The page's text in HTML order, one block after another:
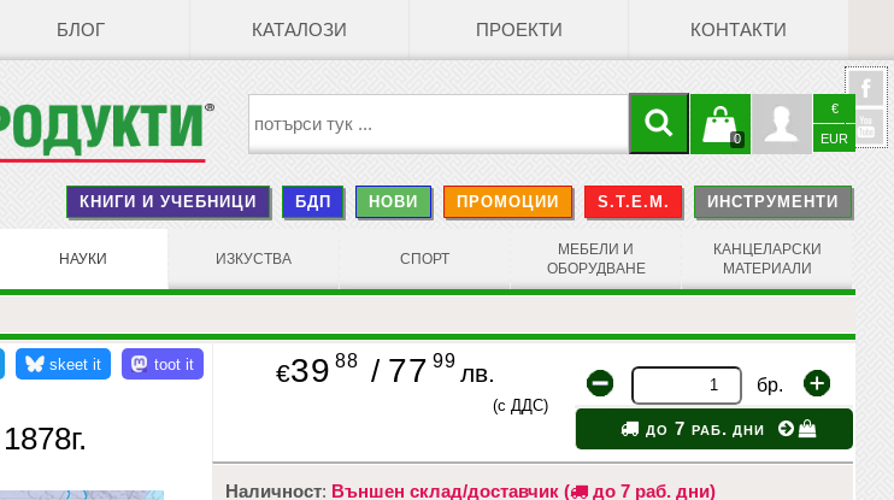
БЛОГ КАТАЛОЗИ ПРОЕКТИ КОНТАКТИ
€
EUR
Профил
0
Кошницата
е празна
КНИГИ И УЧЕБНИЦИ БДП НОВИ ПРОМОЦИИ S.T.E.M. ИНСТРУМЕНТИ
НАУКИ ИЗКУСТВА СПОРТ
МЕБЕЛИ И
ОБОРУДВАНЕ
КАНЦЕЛАРСКИ
МАТЕРИАЛИ
€39 88 / 77 99 лв.
(с ДДС)
бр.
до 7 раб. дни
Наличност: Външен склад/доставчик ( до 7 раб. дни)